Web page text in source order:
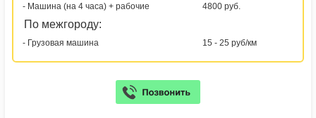
- Машина (на 4 часа) + рабочие
4800 руб.
По межгороду:
- Грузовая машина 15 - 25 руб/км